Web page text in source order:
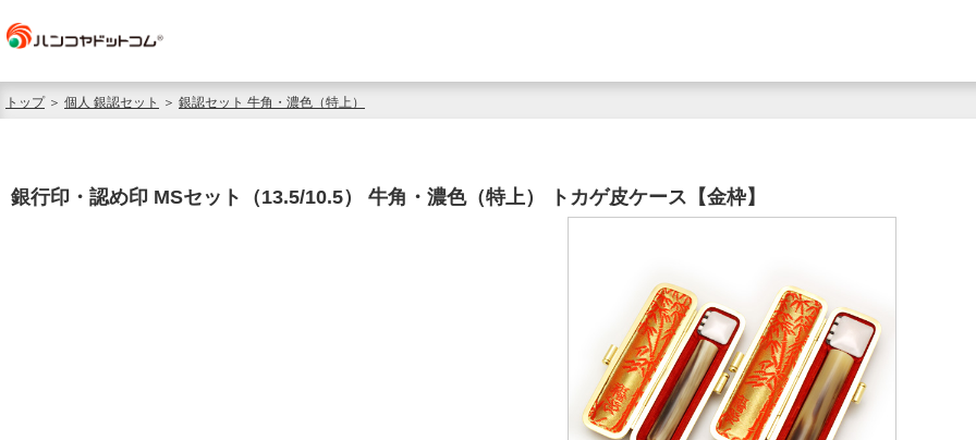
トップ＞ 個人 銀認セット ＞ 銀認セット 牛角・濃色（特上）
銀行印・認め印 MSセット（13.5/10.5） 牛角・濃色（特上） トカゲ皮ケース【金枠】